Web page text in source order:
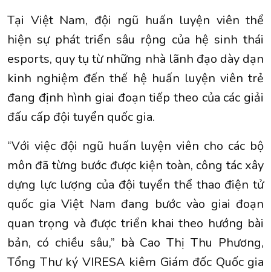
Tại Việt Nam, đội ngũ huấn luyện viên thể
hiện sự phát triển sâu rộng của hệ sinh thái
esports, quy tụ từ những nhà lãnh đạo dày dạn
kinh nghiệm đến thế hệ huấn luyện viên trẻ
đang định hình giai đoạn tiếp theo của các giải
đấu cấp đội tuyển quốc gia.
“Với việc đội ngũ huấn luyện viên cho các bộ
môn đã từng bước được kiện toàn, công tác xây
dựng lực lượng của đội tuyển thể thao điện tử
quốc gia Việt Nam đang bước vào giai đoạn
quan trọng và được triển khai theo hướng bài
bản, có chiều sâu,” bà Cao Thị Thu Phương,
Tổng Thư ký VIRESA kiêm Giám đốc Quốc gia